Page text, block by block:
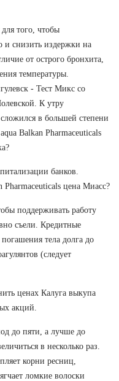
того, чтобы
и снизить издержки на
от острого бронхита,
температуры.
- Тест Микс со
К утру
в большей степени
Balkan Pharmaceuticals
банков.
цена Миасс?
поддерживать работу
съели. Кредитные
тела долга до
(следует
ценах Калуга выкупа
акций.
до пяти, а лучше до
в несколько раз.
корни ресниц,
ломкие волоски